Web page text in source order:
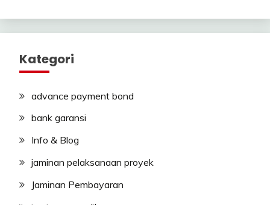
Kategori
advance payment bond
bank garansi
Info & Blog
jaminan pelaksanaan proyek
Jaminan Pembayaran